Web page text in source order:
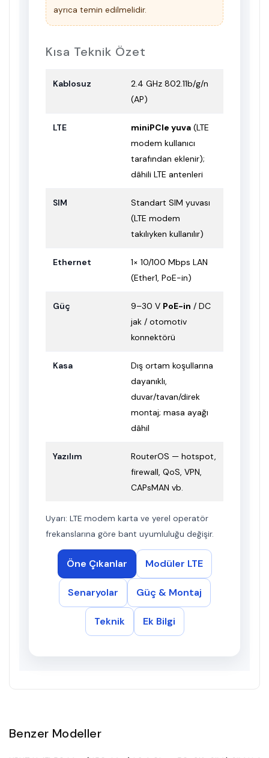
ayrıca temin edilmelidir.
Kısa Teknik Özet
Kablosuz
2.4 GHz 802.11b/g/n
(AP)
LTE miniPCIe yuva (LTE
modem kullanıcı
tarafından eklenir);
dâhili LTE antenleri
SIM
Standart SIM yuvası
(LTE modem
takılıyken kullanılır)
Ethernet
1× 10/100 Mbps LAN
(Ether1, PoE-in)
Güç 9–30 V PoE-in / DC
jak / otomotiv
konnektörü
Kasa
Dış ortam koşullarına
dayanıklı,
duvar/tavan/direk
montaj; masa ayağı
dâhil
Yazılım
RouterOS — hotspot,
firewall, QoS, VPN,
CAPsMAN vb.
Uyarı: LTE modem karta ve yerel operatör
frekanslarına göre bant uyumluluğu değişir.
Öne Çıkanlar Modüler LTE
Senaryolar Güç & Montaj
Teknik Ek Bilgi
Benzer Modeller